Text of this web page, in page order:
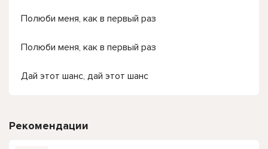
Полюби меня, как в первый раз
Полюби меня, как в первый раз
Дай этот шанс, дай этот шанс
Рекомендации